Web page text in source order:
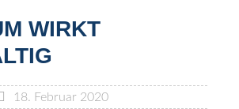
WIRKT
18. Februar 2020